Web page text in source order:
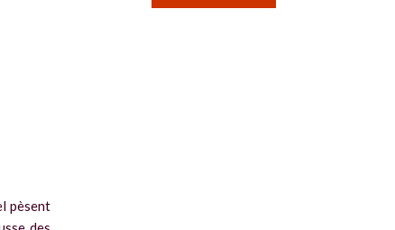
pèsent